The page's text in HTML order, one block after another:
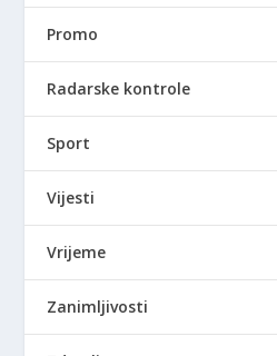
Promo
Radarske kontrole
Sport
Vijesti
Vrijeme
Zanimljivosti